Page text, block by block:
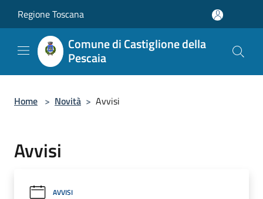
Regione Toscana
Comune di Castiglione della
Pescaia
Home > Novità > Avvisi
Avvisi
AVVISI